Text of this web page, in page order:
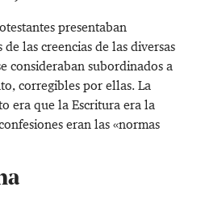
presentaban
las creencias de las diversas
consideraban subordinados a
corregibles por ellas. La
era que la Escritura era la
eran las «normas